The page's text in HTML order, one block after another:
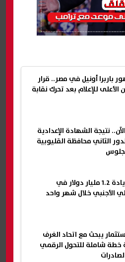
باربرا أونيل في مصر.. قرار
الأعلى للإعلام بعد تحرك نقابة
نتيجة الشهادة الإعدادية
الدور الثاني محافظة القليوبية
عاجل| زيادة 1.2 مليار دولار في
الأجنبي خلال شهر واحد
يبحث مع اتحاد الغرف
خطة شاملة للتحول الرقمي